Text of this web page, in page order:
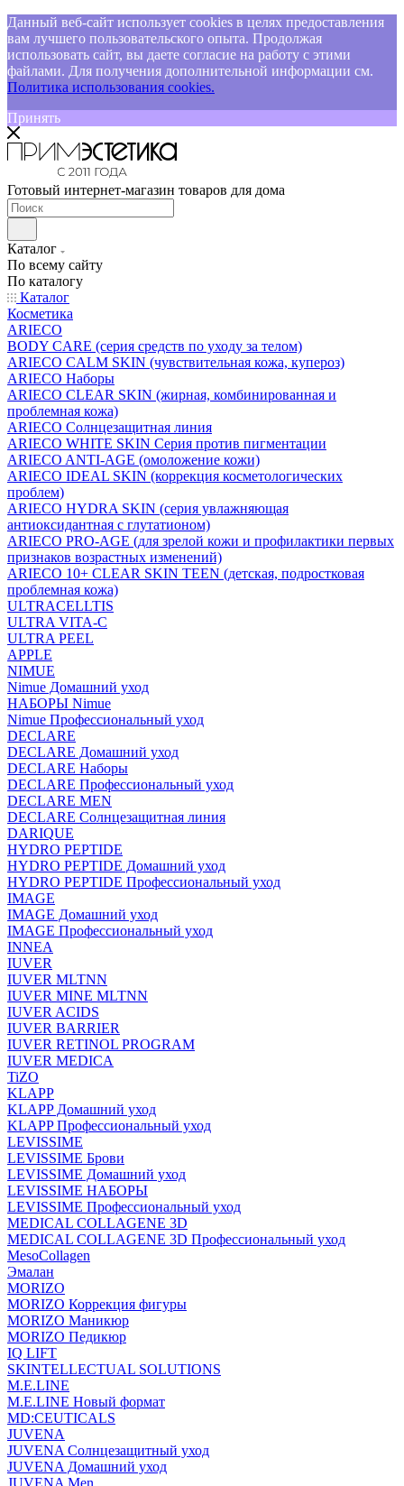
Данный веб-сайт использует cookies в целях предоставления
вам лучшего пользовательского опыта. Продолжая
использовать сайт, вы даете согласие на работу с этими
файлами. Для получения дополнительной информации см.
Политика использования cookies.
Принять
Готовый интернет-магазин товаров для дома
Каталог
По всему сайту
По каталогу
Каталог
Косметика
ARIECO
BODY CARE (серия средств по уходу за телом)
ARIECO CALM SKIN (чувствительная кожа, купероз)
ARIECO Наборы
ARIECO CLEAR SKIN (жирная, комбинированная и
проблемная кожа)
ARIECO Солнцезащитная линия
ARIECO WHITE SKIN Серия против пигментации
ARIECO ANTI-AGE (омоложение кожи)
ARIECO IDEAL SKIN (коррекция косметологических
проблем)
ARIECO HYDRA SKIN (серия увлажняющая
антиоксидантная с глутатионом)
ARIECO PRO-AGE (для зрелой кожи и профилактики первых
признаков возрастных изменений)
ARIECO 10+ CLEAR SKIN TEEN (детская, подростковая
проблемная кожа)
ULTRACELLTIS
ULTRA VITA-C
ULTRA PEEL
APPLE
NIMUE
Nimue Домашний уход
НАБОРЫ Nimue
Nimue Профессиональный уход
DECLARE
DECLARE Домашний уход
DECLARE Наборы
DECLARE Профессиональный уход
DECLARE MEN
DECLARE Солнцезащитная линия
DARIQUE
HYDRO PEPTIDE
HYDRO PEPTIDE Домашний уход
HYDRO PEPTIDE Профессиональный уход
IMAGE
IMAGE Домашний уход
IMAGE Профессиональный уход
INNEA
IUVER
IUVER MLTNN
IUVER MINE MLTNN
IUVER ACIDS
IUVER BARRIER
IUVER RETINOL PROGRAM
IUVER MEDICA
TiZO
KLAPP
KLAPP Домашний уход
KLAPP Профессиональный уход
LEVISSIME
LEVISSIME Брови
LEVISSIME Домашний уход
LEVISSIME НАБОРЫ
LEVISSIME Профессиональный уход
MEDICAL COLLAGENE 3D
MEDICAL COLLAGENE 3D Профессиональный уход
MesoCollagen
Эмалан
MORIZO
MORIZO Коррекция фигуры
MORIZO Маникюр
MORIZO Педикюр
IQ LIFT
SKINTELLECTUAL SOLUTIONS
M.E.LINE
M.E.LINE Новый формат
MD:CEUTICALS
JUVENA
JUVENA Солнцезащитный уход
JUVENA Домашний уход
JUVENA Men